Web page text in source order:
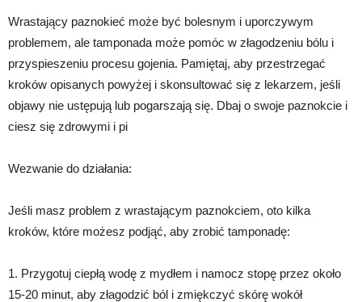
Wrastający paznokieć może być bolesnym i uporczywym
problemem, ale tamponada może pomóc w złagodzeniu bólu i
przyspieszeniu procesu gojenia. Pamiętaj, aby przestrzegać
kroków opisanych powyżej i skonsultować się z lekarzem, jeśli
objawy nie ustępują lub pogarszają się. Dbaj o swoje paznokcie i
ciesz się zdrowymi i pi
Wezwanie do działania:
Jeśli masz problem z wrastającym paznokciem, oto kilka
kroków, które możesz podjąć, aby zrobić tamponadę:
1. Przygotuj ciepłą wodę z mydłem i namocz stopę przez około
15-20 minut, aby złagodzić ból i zmiękczyć skórę wokół